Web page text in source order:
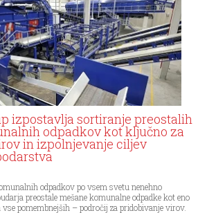
izpostavlja sortiranje preostalih
odpadkov kot ključno za
in izpolnjevanje ciljev
odpadkov po vsem svetu nenehno
preostale mešane komunalne odpadke kot eno
pomembnejših – področij za pridobivanje virov.